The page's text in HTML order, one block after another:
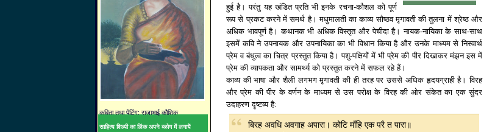
कविता तथा पेंटिंग: राजाभाई कौशिक
साहित्य शिल्पी का लिंक अपने ब्ळोग में लगायें
हुई है। परंतु यह खंडित प्रति भी इनके रचना-कौशल को पूर्ण
रूप से प्रकट करने में समर्थ है। मधुमालती का काव्य सौष्ठव मृगावती की तुलना में श्रेष्ठ और
अधिक भावपूर्ण है। कथानक भी अधिक विस्तृत और पेचीदा है। नायक-नायिका के साथ-साथ
इसमें कवि ने उपनायक और उपनायिका का भी विधान किया है और उनके माध्यम से निस्वार्थ
प्रेम व बंधुत्व का चित्र प्रस्तुत किया है। पशु-पक्षियों में भी प्रेम की पीर दिखाकर मंझन इस में
प्रेम की व्यापकता और सामर्थ्य को प्रस्तुत करने में सफल रहे हैं।
काव्य की भाषा और शैली लगभग मृगावती की ही तरह पर उससे अधिक हृदयग्राही है। विरह
और प्रेम की पीर के वर्णन के माध्यम से उस परोक्ष के विरह की ओर संकेत का एक सुंदर
उदाहरण दृष्टव्य है:
बिरह अवधि अवगाह अपारा। कोटि माँहि एक परै त पारा॥